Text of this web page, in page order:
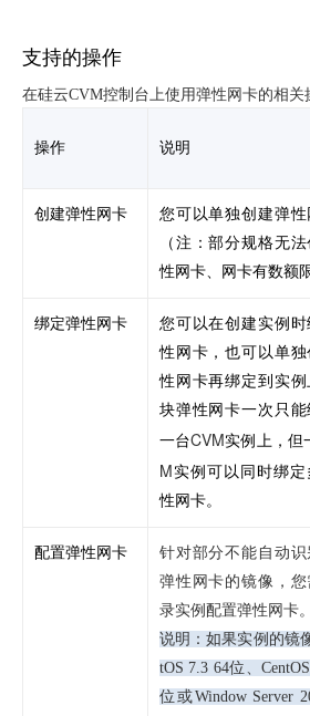
支持的操作
在硅云CVM控制台上使用弹性网卡的相关
操作 说明
创建弹性网卡
您可以单独创建弹性
（注：部分规格无
性网卡、网卡有数额
绑定弹性网卡
您可以在创建实例时
性网卡，也可以单独
性网卡再绑定到实例
块弹性网卡一次只能
一台CVM实例上，但
M实例可以同时绑定
性网卡。
配置弹性网卡
针对部分不能自动识
弹性网卡的镜像，您
录实例配置弹性网卡。
说明：如果实例的镜
tOS 7.3 64位、
位或Window Server